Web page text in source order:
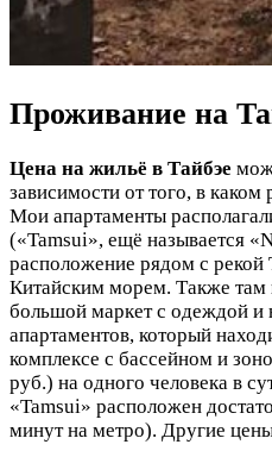
Проживание на
Цена на жильё в Тайбэе
зависимости от того, в
Мои апартаменты
(«Tamsui», ещё называется
расположение рядом с
Китайским морем. Также там
большой маркет с одеждой и
апартаментов, который
комплексе с бассейном и
руб.) на одного человека в
«Tamsui» расположен
минут на метро). Другие